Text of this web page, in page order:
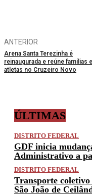
ANTERIOR
Arena Santa Terezinha é
reinaugurada e reúne famílias e
atletas no Cruzeiro Novo
ÚLTIMAS
DISTRITO FEDERAL
GDF inicia
Administrativo a
DISTRITO FEDERAL
Transporte coletivo
São João de